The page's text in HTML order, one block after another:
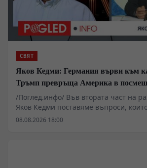
СВЯТ
Яков Кедми: Германия върви към
Тръмп превръща Америка в
/Поглед.инфо/ Във втората част на
Яков Кедми поставяме въпроси,
далеч по-опасна картина от
08.08.2026 18:00